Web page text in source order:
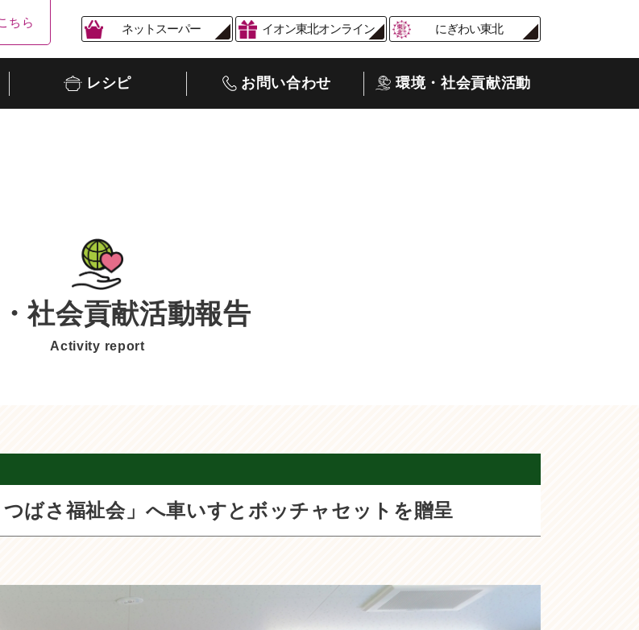
ちら ネットスーパー イオン東北オンライン にぎわい東北
レシピ お問い合わせ 環境・社会貢献活動
社会貢献活動報告
Activity report
ばさ福祉会」へ車いすとボッチャセットを贈呈